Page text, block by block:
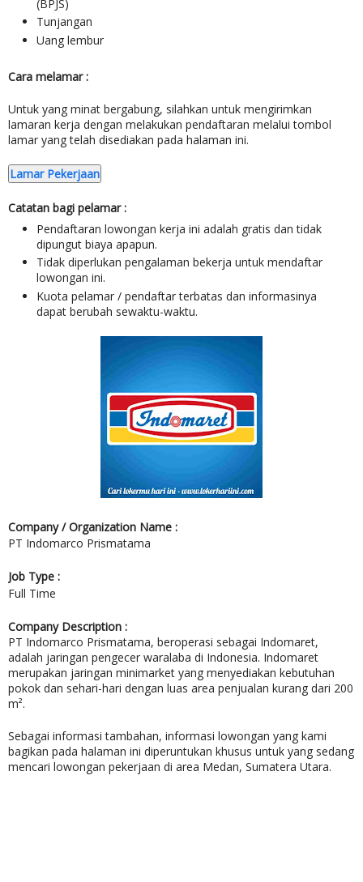
(BPJS)
Tunjangan
Uang lembur
Cara melamar :
Untuk yang minat bergabung, silahkan untuk mengirimkan
lamaran kerja dengan melakukan pendaftaran melalui tombol
lamar yang telah disediakan pada halaman ini.
Lamar Pekerjaan
Catatan bagi pelamar :
Pendaftaran lowongan kerja ini adalah gratis dan tidak
dipungut biaya apapun.
Tidak diperlukan pengalaman bekerja untuk mendaftar
lowongan ini.
Kuota pelamar / pendaftar terbatas dan informasinya
dapat berubah sewaktu-waktu.
Company / Organization Name :
PT Indomarco Prismatama
Job Type :
Full Time
Company Description :
PT Indomarco Prismatama, beroperasi sebagai Indomaret,
adalah jaringan pengecer waralaba di Indonesia. Indomaret
merupakan jaringan minimarket yang menyediakan kebutuhan
pokok dan sehari-hari dengan luas area penjualan kurang dari 200
m².
Sebagai informasi tambahan, informasi lowongan yang kami
bagikan pada halaman ini diperuntukan khusus untuk yang sedang
mencari lowongan pekerjaan di area Medan, Sumatera Utara.